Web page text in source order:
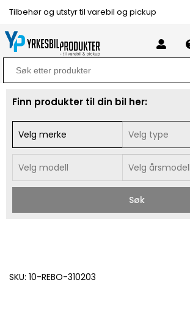
Tilbehør og utstyr til varebil og pickup
Search
for:
Finn produkter til din bil her:
Søk
SKU: 10-REBO-310203